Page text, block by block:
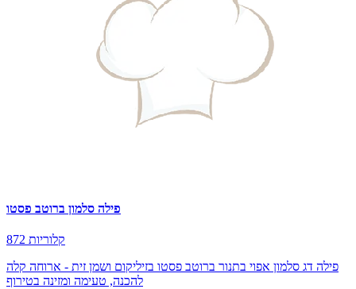
פילה סלמון ברוטב פסטו
872 קלוריות
פילה דג סלמון אפוי בתנור ברוטב פסטו בזיליקום ושמן זית - ארוחה קלה
להכנה, טעימה ומזינה בטירוף